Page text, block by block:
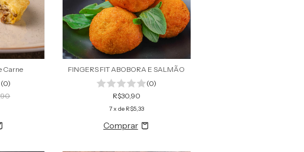
Carne
(0)
FINGERS FIT ABOBORA E SALMÃO
(0)
R$30,90
7x de R$5,33